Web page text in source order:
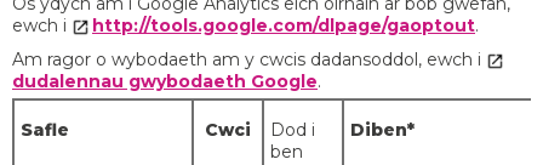
ewch i
http://tools.google.com/dlpage/gaoptout.
Am ragor o wybodaeth am y cwcis dadansoddol, ewch i
dudalennau gwybodaeth Google.
Safle Cwci
Dod i
ben
Diben*